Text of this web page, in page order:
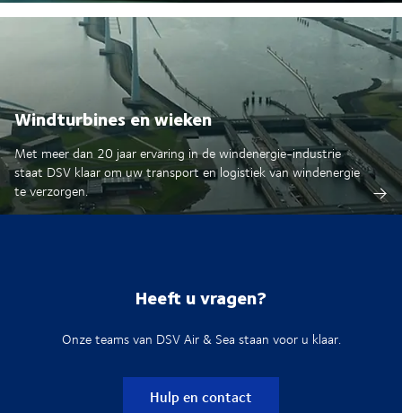
Windturbines en wieken
Met meer dan 20 jaar ervaring in de windenergie-industrie
staat DSV klaar om uw transport en logistiek van windenergie
te verzorgen.
Heeft u vragen?
Onze teams van DSV Air & Sea staan voor u klaar.
Hulp en contact